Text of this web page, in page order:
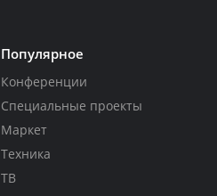
Популярное
Конференции
Специальные проекты
Маркет
Техника
ТВ